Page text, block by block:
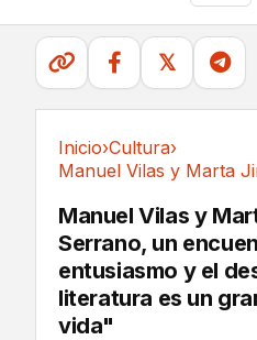
𝕏
Inicio›Cultura›
Manuel Vilas y
Serrano, un
entusiasmo y el
literatura es un
vida"